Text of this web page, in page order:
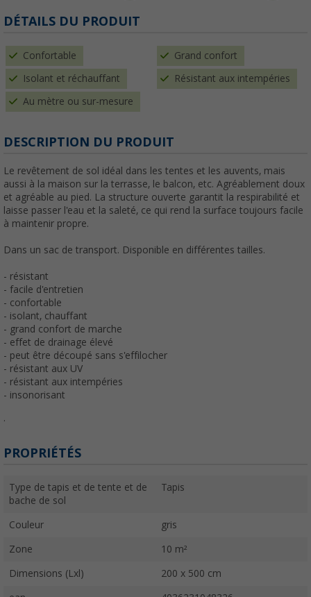
DÉTAILS DU PRODUIT
Confortable Grand confort
Isolant et réchauffant Résistant aux intempéries
Au mètre ou sur-mesure
DESCRIPTION DU PRODUIT
Le revêtement de sol idéal dans les tentes et les auvents, mais
aussi à la maison sur la terrasse, le balcon, etc. Agréablement doux
et agréable au pied. La structure ouverte garantit la respirabilité et
laisse passer l'eau et la saleté, ce qui rend la surface toujours facile
à maintenir propre.
Dans un sac de transport. Disponible en différentes tailles.
- résistant
- facile d'entretien
- confortable
- isolant, chauffant
- grand confort de marche
- effet de drainage élevé
- peut être découpé sans s'effilocher
- résistant aux UV
- résistant aux intempéries
- insonorisant
.
PROPRIÉTÉS
Type de tapis et de tente et de
bache de sol
Tapis
Couleur gris
Zone 10 m²
Dimensions (Lxl) 200 x 500 cm